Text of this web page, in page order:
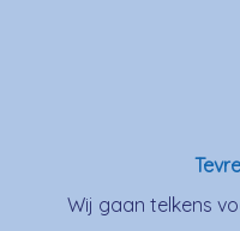
Wij gaan telkens